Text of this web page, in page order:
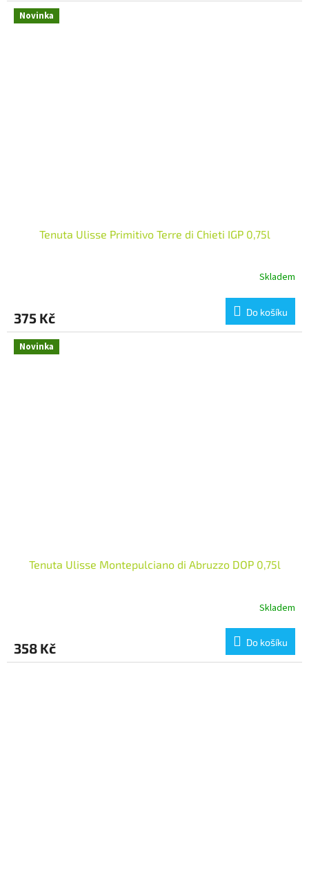
Novinka
Tenuta Ulisse Primitivo Terre di Chieti IGP 0,75l
Skladem
375 Kč Do košíku
Novinka
Tenuta Ulisse Montepulciano di Abruzzo DOP 0,75l
Skladem
358 Kč Do košíku